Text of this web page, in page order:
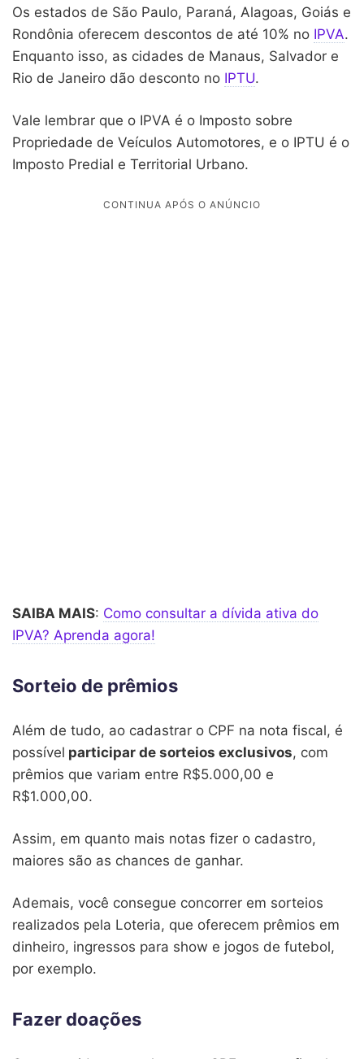
Os estados de São Paulo, Paraná, Alagoas, Goiás e
Rondônia oferecem descontos de até 10% no IPVA.
Enquanto isso, as cidades de Manaus, Salvador e
Rio de Janeiro dão desconto no IPTU.
Vale lembrar que o IPVA é o Imposto sobre
Propriedade de Veículos Automotores, e o IPTU é o
Imposto Predial e Territorial Urbano.
SAIBA MAIS: Como consultar a dívida ativa do
IPVA? Aprenda agora!
Sorteio de prêmios
Além de tudo, ao cadastrar o CPF na nota fiscal, é
possível participar de sorteios exclusivos, com
prêmios que variam entre R$5.000,00 e
R$1.000,00.
Assim, em quanto mais notas fizer o cadastro,
maiores são as chances de ganhar.
Ademais, você consegue concorrer em sorteios
realizados pela Loteria, que oferecem prêmios em
dinheiro, ingressos para show e jogos de futebol,
por exemplo.
Fazer doações